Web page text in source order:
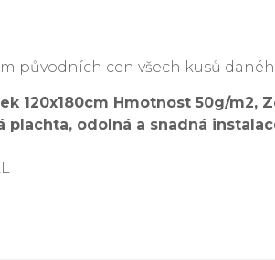
původních cen všech kusů
120x180cm Hmotnost 50g/
plachta, odolná a snadná